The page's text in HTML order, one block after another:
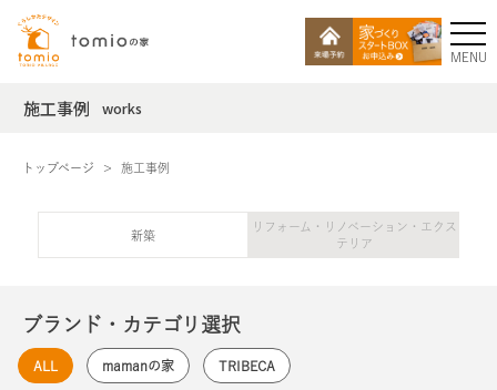
MENU
施工事例 works
トップページ 施工事例
新築
リフォーム・リノベーション・エクス
テリア
ブランド・カテゴリ選択
ALL mamanの家 TRIBECA